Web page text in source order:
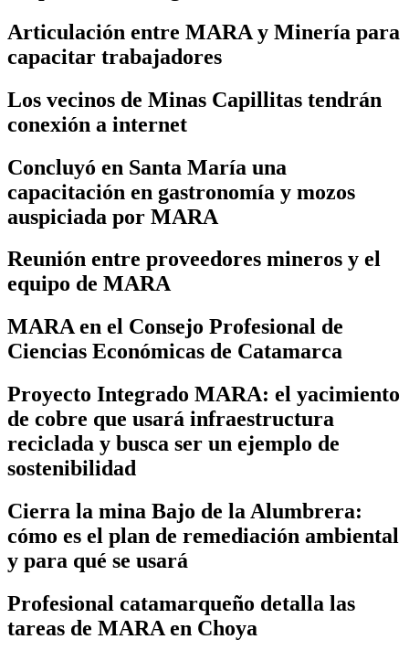
Articulación entre MARA y Minería para
capacitar trabajadores
Los vecinos de Minas Capillitas tendrán
conexión a internet
Concluyó en Santa María una
capacitación en gastronomía y mozos
auspiciada por MARA
Reunión entre proveedores mineros y el
equipo de MARA
MARA en el Consejo Profesional de
Ciencias Económicas de Catamarca
Proyecto Integrado MARA: el yacimiento
de cobre que usará infraestructura
reciclada y busca ser un ejemplo de
sostenibilidad
Cierra la mina Bajo de la Alumbrera:
cómo es el plan de remediación ambiental
y para qué se usará
Profesional catamarqueño detalla las
tareas de MARA en Choya